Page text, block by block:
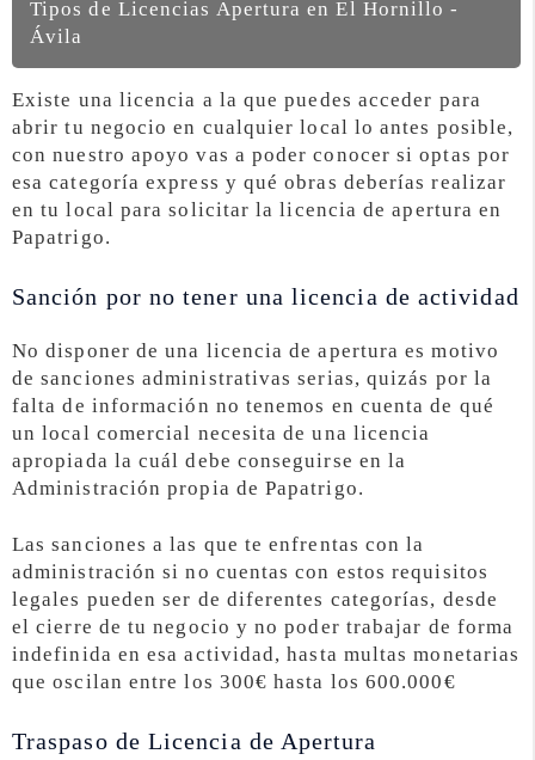
Tipos de Licencias Apertura en El Hornillo -
Ávila
Existe una licencia a la que puedes acceder para
abrir tu negocio en cualquier local lo antes posible,
con nuestro apoyo vas a poder conocer si optas por
esa categoría express y qué obras deberías realizar
en tu local para solicitar la licencia de apertura en
Papatrigo.
Sanción por no tener una licencia de actividad
No disponer de una licencia de apertura es motivo
de sanciones administrativas serias, quizás por la
falta de información no tenemos en cuenta de qué
un local comercial necesita de una licencia
apropiada la cuál debe conseguirse en la
Administración propia de Papatrigo.
Las sanciones a las que te enfrentas con la
administración si no cuentas con estos requisitos
legales pueden ser de diferentes categorías, desde
el cierre de tu negocio y no poder trabajar de forma
indefinida en esa actividad, hasta multas monetarias
que oscilan entre los 300€ hasta los 600.000€
Traspaso de Licencia de Apertura